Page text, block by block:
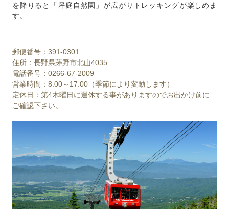
を降りると「坪庭自然園」が広がりトレッキングが楽しめま
す。
郵便番号：391-0301
住所：長野県茅野市北山4035
電話番号：0266-67-2009
営業時間：8:00～17:00（季節により変動します）
定休日：第4木曜日に運休する事がありますのでお出かけ前に
ご確認下さい。